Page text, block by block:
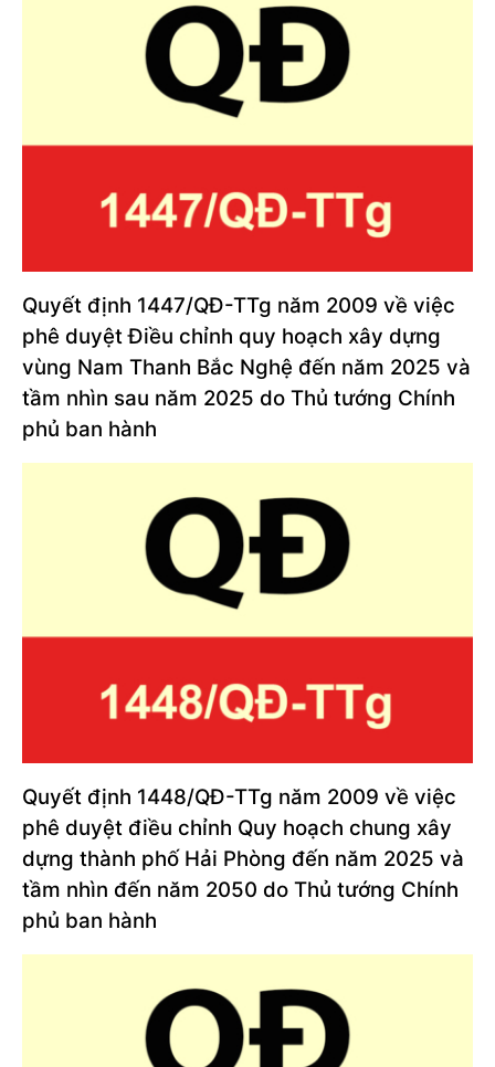
Quyết định 1447/QĐ-TTg năm 2009 về việc
phê duyệt Điều chỉnh quy hoạch xây dựng
vùng Nam Thanh Bắc Nghệ đến năm 2025 và
tầm nhìn sau năm 2025 do Thủ tướng Chính
phủ ban hành
Quyết định 1448/QĐ-TTg năm 2009 về việc
phê duyệt điều chỉnh Quy hoạch chung xây
dựng thành phố Hải Phòng đến năm 2025 và
tầm nhìn đến năm 2050 do Thủ tướng Chính
phủ ban hành